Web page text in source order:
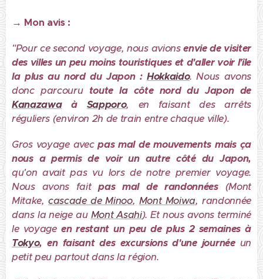
→ Mon avis :
"Pour ce second voyage, nous avionsenvie de visiter
des villes un peu moins touristiques et d'aller voir l'île
la plus au nord du Japon : Hokkaido. Nous avons
donc parcouru toute la côte nord du Japon de
Kanazawaà Sapporo, en faisant des arrêts
réguliers (environ 2h de train entre chaque ville).
Gros voyage avecpas mal de mouvements mais ça
nous a permis de voir un autre côté du Japon,
qu'on avait pas vu lors de notre premier voyage.
Nous avons faitpas malde randonnées(Mont
Mitake, cascade de Minoo, Mont Moiwa, randonnée
dans la neige au Mont Asahi). Et nous avons terminé
le voyage en restant un peu de plus 2 semaines à
Tokyo, en faisant des excursions d'une journéeun
petit peu partout dans la région.